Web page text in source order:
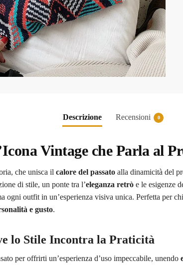
Descrizione Recensioni 0
Vintage che Parla al
che unisca il calore del passatoalla dinamicità del
di stile, un ponte tra l’eleganza retròe le esigenze
ogni outfit in un’esperienza visiva unica. Perfetta per
e gusto.
lo Stile Incontra la Praticità
per offrirti un’esperienza d’uso impeccabile, unendo